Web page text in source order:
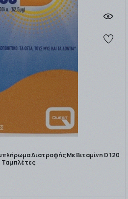
Διατροφής Με Βιταμίνη D 120
Ταμπλέτες